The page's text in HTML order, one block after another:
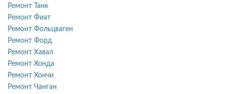
Ремонт Танк
Ремонт Фиат
Ремонт Фольцваген
Ремонт Форд
Ремонт Хавал
Ремонт Хонда
Ремонт Хончи
Ремонт Чанган